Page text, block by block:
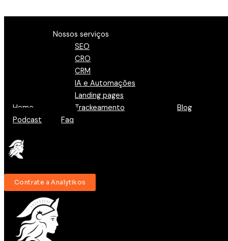
Home
Nossos serviços
SEO
CRO
CRM
IA e Automações
Landing pages
Trackeamento
Blog
Podcast
Faq
Contrate a Analytikos